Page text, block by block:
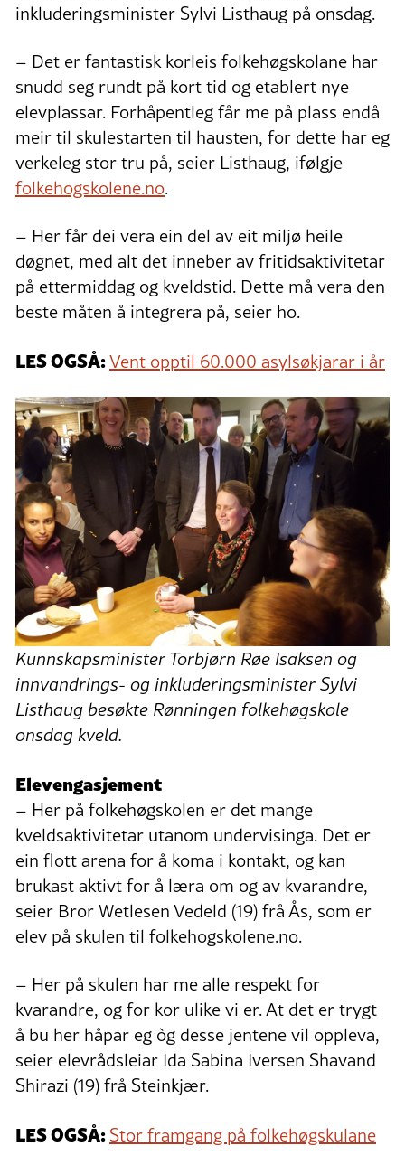
inkluderingsminister Sylvi Listhaug på onsdag.
– Det er fantastisk korleis folkehøgskolane har
snudd seg rundt på kort tid og etablert nye
elevplassar. Forhåpentleg får me på plass endå
meir til skulestarten til hausten, for dette har eg
verkeleg stor tru på, seier Listhaug, ifølgje
folkehogskolene.no.
– Her får dei vera ein del av eit miljø heile
døgnet, med alt det inneber av fritidsaktivitetar
på ettermiddag og kveldstid. Dette må vera den
beste måten å integrera på, seier ho.
LES OGSÅ:Vent opptil 60.000 asylsøkjarar i år
Kunnskapsminister Torbjørn Røe Isaksen og
innvandrings- og inkluderingsminister Sylvi
Listhaug besøkte Rønningen folkehøgskole
onsdag kveld.
Elevengasjement
– Her på folkehøgskolen er det mange
kveldsaktivitetar utanom undervisinga. Det er
ein flott arena for å koma i kontakt, og kan
brukast aktivt for å læra om og av kvarandre,
seier Bror Wetlesen Vedeld (19) frå Ås, som er
elev på skulen til folkehogskolene.no.
– Her på skulen har me alle respekt for
kvarandre, og for kor ulike vi er. At det er trygt
å bu her håpar eg òg desse jentene vil oppleva,
seier elevrådsleiar Ida Sabina Iversen Shavand
Shirazi (19) frå Steinkjær.
LES OGSÅ:Stor framgang på folkehøgskulane